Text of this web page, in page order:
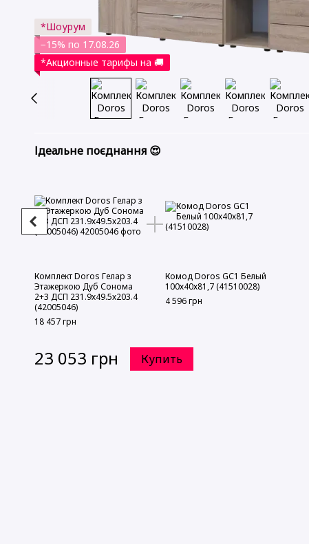
*Шоурум
−15% по 17.08.26
*Акционные тарифы на 🚚
Ідеальне поєднання 😍
Комплект Doros Гелар з
Этажеркою Дуб Сонома
2+3 ДСП 231.9х49.5х203.4
(42005046)
18 457 грн
Комод Doros GС1 Белый
100х40х81,7 (41510028)
4 596 грн
23 053 грн Купить